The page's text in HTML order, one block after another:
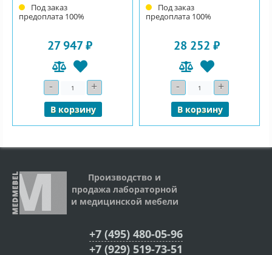
Под заказ
предоплата 100%
27 947 ₽
- Количество+
В корзину
Под заказ
предоплата 100%
28 252 ₽
- Количество+
В корзину
Производство и
продажа лабораторной
и медицинской мебели
+7 (495) 480-05-96
+7 (929) 519-73-51